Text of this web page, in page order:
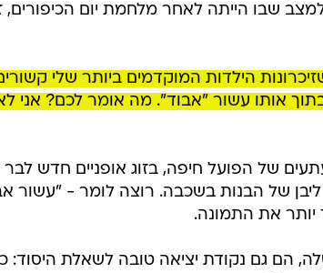
שבו הייתה לאחר מלחמת יום הכיפורים,
1969, משמע שזיכרונות הילדות המוקדמים ביותר שלי
אותו עשור "אבוד". מה אומר לכם? אני
של הפועל חיפה, בזוג אופניים חדש לבר
של הבנות בשכבה. רוצה לומר - "עשור
יותר את התמונה.
הם גם נקודת יציאה טובה לשאלת היסוד: